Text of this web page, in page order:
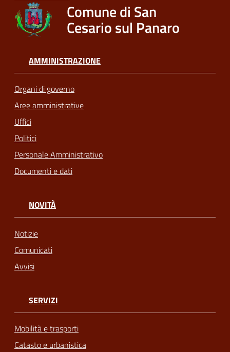
Comune di San
Cesario sul Panaro
AMMINISTRAZIONE
Organi di governo
Aree amministrative
Uffici
Politici
Personale Amministrativo
Documenti e dati
NOVITÀ
Notizie
Comunicati
Avvisi
SERVIZI
Mobilità e trasporti
Catasto e urbanistica